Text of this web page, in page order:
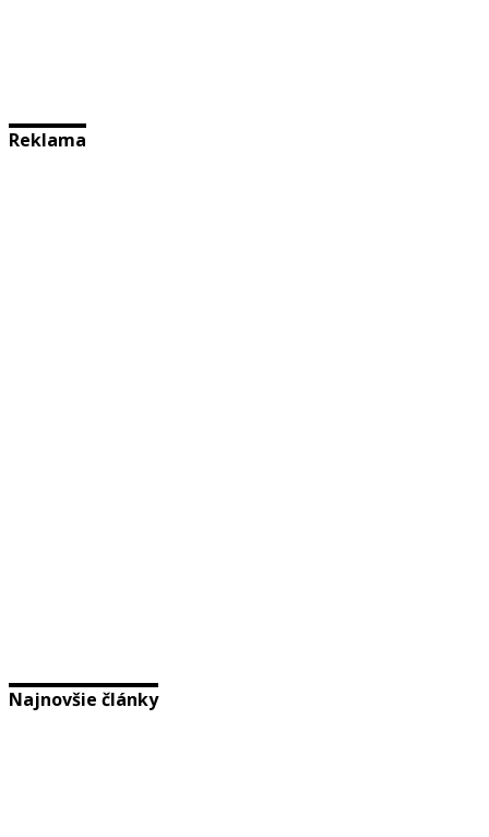
Reklama
Najnovšie články